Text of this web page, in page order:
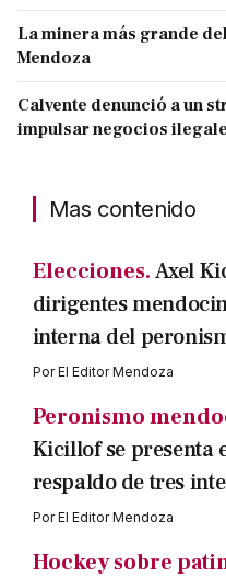
La minera más grande
Mendoza
Calvente denunció a un
impulsar negocios
Mas contenido
Elecciones.Axel
dirigentes
interna del
PorEl Editor Mendoza
Peronismo
Kicillof se presenta
respaldo de tres
PorEl Editor Mendoza
Hockey sobre